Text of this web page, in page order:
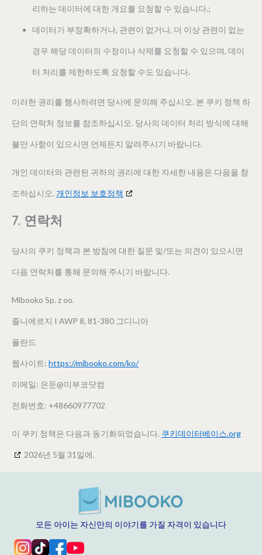
리하는 데이터에 대한 개요를 요청할 수 있습니다.;
데이터가 부정확하거나, 관련이 없거나, 더 이상 관련이 없는
경우 해당 데이터의 수정이나 삭제를 요청할 수 있으며, 데이
터 처리를 제한하도록 요청할 수도 있습니다.
이러한 권리를 행사하려면 당사에 문의해 주십시오. 본 쿠키 정책 하
단의 연락처 정보를 참조하십시오. 당사의 데이터 처리 방식에 대해
불만 사항이 있으시면 언제든지 알려주시기 바랍니다.
개인 데이터와 관련된 귀하의 권리에 대한 자세한 내용은 다음을 참
조하십시오. 개인정보 보호정책
7. 연락처
당사의 쿠키 정책과 본 방침에 대한 질문 및/또는 의견이 있으시면
다음 연락처를 통해 문의해 주시기 바랍니다.
Mibooko Sp. z oo.
졸니에르지 I AWP 8, 81-380 그디니아
폴란드
웹사이트: https://mibooko.com/ko/
이메일: 은둔@미부코닷컴
전화번호: +48660977702
이 쿠키 정책은 다음과 동기화되었습니다. 쿠키데이터베이스.org
2026년 5월 31일에.
모든 아이는 자신만의 이야기를 가질 자격이 있습니다